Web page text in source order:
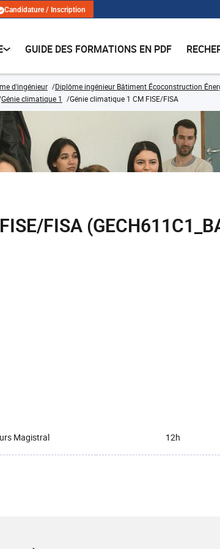
Candidature / Inscription
GUIDE DES FORMATIONS EN PDF
d'ingénieur Diplôme ingénieur Bâtiment Écoconstruction
Génie climatique 1 Génie climatique 1 CM FISE/FISA
FISA
Magistral 12h